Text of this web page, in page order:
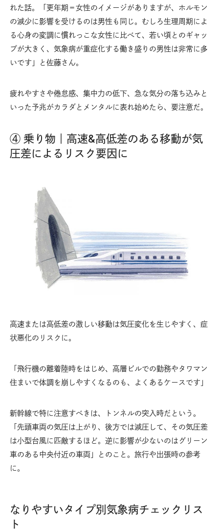
れた話。「更年期＝女性のイメージがありますが、ホルモン
の減少に影響を受けるのは男性も同じ。むしろ生理周期によ
る心身の変調に慣れっこな女性に比べて、若い頃とのギャッ
プが大きく、気象病が重症化する働き盛りの男性は非常に多
いです」と佐藤さん。
疲れやすさや倦怠感、集中力の低下、急な気分の落ち込みと
いった予兆がカラダとメンタルに表れ始めたら、要注意だ。
④ 乗り物｜高速&高低差のある移動が気
圧差によるリスク要因に
高速または高低差の激しい移動は気圧変化を生じやすく、症
状悪化のリスクに。
「飛行機の離着陸時をはじめ、高層ビルでの勤務やタワマン
住まいで体調を崩しやすくなるのも、よくあるケースです」
新幹線で特に注意すべきは、トンネルの突入時だという。
「先頭車両の気圧は上がり、後方では減圧して、その気圧差
は小型台風に匹敵するほど。逆に影響が少ないのはグリーン
車のある中央付近の車両」とのこと。旅行や出張時の参考
に。
なりやすいタイプ別気象病チェックリス
ト